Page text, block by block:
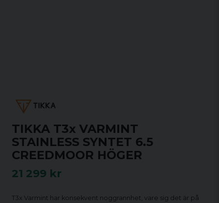
TIKKA T3x VARMINT
STAINLESS SYNTET 6.5
CREEDMOOR HÖGER
21 299 kr
T3x Varmint har konsekvent noggrannhet, vare sig det är på